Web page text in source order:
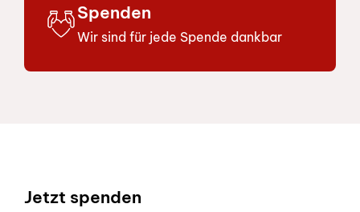
Spenden
Wir sind für jede Spende dankbar
Jetzt spenden